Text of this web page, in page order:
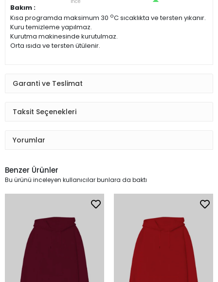
Bakım :
Kısa programda maksimum 30 oC sıcaklıkta ve tersten yıkanır.
Kuru temizleme yapılmaz.
Kurutma makinesinde kurutulmaz.
Orta ısıda ve tersten ütülenir.
Garanti ve Teslimat
Taksit Seçenekleri
Yorumlar
Benzer Ürünler
Bu ürünü inceleyen kullanıcılar bunlara da baktı